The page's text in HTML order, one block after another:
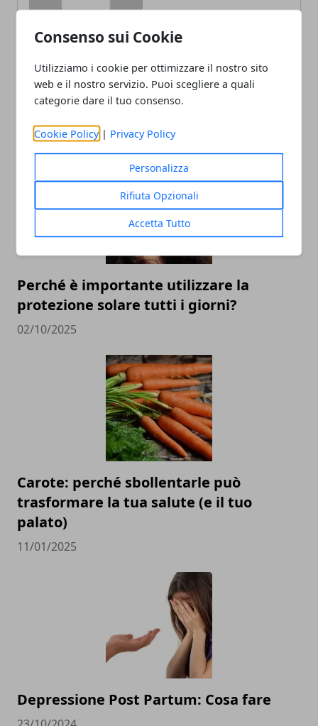
Consenso sui Cookie
Utilizziamo i cookie per ottimizzare il nostro sito
web e il nostro servizio. Puoi scegliere a quali
categorie dare il tuo consenso.
Cookie Policy | Privacy Policy
Personalizza
Rifiuta Opzionali
Accetta Tutto
ARTICOLI CORRELATI
Perché è importante utilizzare la
protezione solare tutti i giorni?
02/10/2025
Carote: perché sbollentarle può
trasformare la tua salute (e il tuo
palato)
11/01/2025
Depressione Post Partum: Cosa fare